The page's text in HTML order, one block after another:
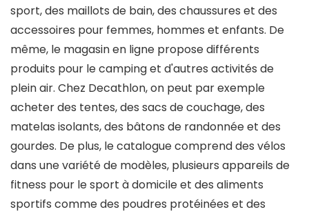
sport, des maillots de bain, des chaussures et des
accessoires pour femmes, hommes et enfants. De
même, le magasin en ligne propose différents
produits pour le camping et d'autres activités de
plein air. Chez Decathlon, on peut par exemple
acheter des tentes, des sacs de couchage, des
matelas isolants, des bâtons de randonnée et des
gourdes. De plus, le catalogue comprend des vélos
dans une variété de modèles, plusieurs appareils de
fitness pour le sport à domicile et des aliments
sportifs comme des poudres protéinées et des